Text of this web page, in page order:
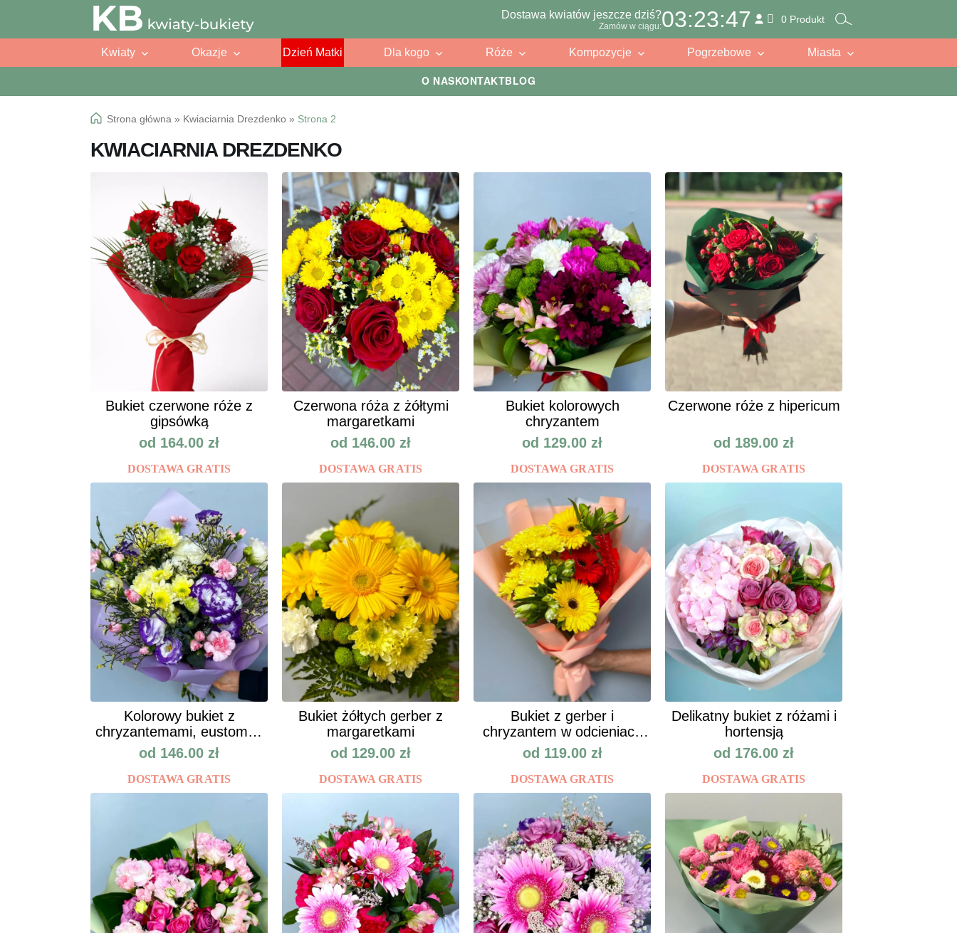
O NASKONTAKTBLOG
Przejdź
do
Przejdź
do
Dostawa kwiatów jeszcze dziś?
Zamów w ciągu:03:23:46 0 Produkt
Kwiaty Okazje Dzień Matki Dla kogo Róże Kompozycje Pogrzebowe Miasta
Strona główna » Kwiaciarnia Drezdenko » Strona 2
KWIACIARNIA DREZDENKO
Bukiet czerwone róże z
gipsówką
od 164.00 zł
DOSTAWA GRATIS
Czerwona róża z żółtymi
margaretkami
od 146.00 zł
DOSTAWA GRATIS
Bukiet kolorowych
chryzantem
od 129.00 zł
DOSTAWA GRATIS
Сzerwone róże z hipericum
od 189.00 zł
DOSTAWA GRATIS
Kolorowy bukiet z
chryzantemami, eustomą i
goździkam
od 146.00 zł
DOSTAWA GRATIS
Bukiet żółtych gerber z
margaretkami
od 129.00 zł
DOSTAWA GRATIS
Bukiet z gerber i
chryzantem w odcieniach
jesieni
od 119.00 zł
DOSTAWA GRATIS
Delikatny bukiet z różami i
hortensją
od 176.00 zł
DOSTAWA GRATIS